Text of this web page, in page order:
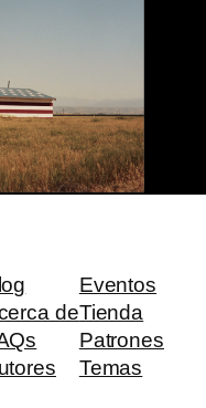
de
Eventos
Tienda
Patrones
Temas